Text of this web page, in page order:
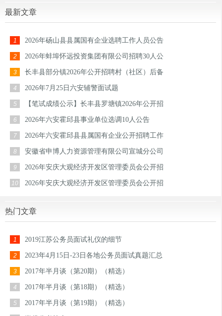
最新文章
1 2026年砀山县县属国有企业选聘工作人员公告
2 2026年蚌埠怀远投资集团有限公司招聘30人公
3 长丰县部分镇2026年公开招聘村（社区）后备
4 2026年7月25日六安辅警面试题
5 【笔试成绩公示】长丰县罗塘镇2026年公开招
6 2026年六安霍邱县事业单位选调10人公告
7 2026年六安霍邱县县属国有企业公开招聘工作
8 安徽省申博人力资源管理有限公司宣城分公司
9 2026年安庆大观经济开发区管理委员会公开招
10 2026年安庆大观经济开发区管理委员会公开招
热门文章
1 2019江苏公务员面试礼仪的细节
2 2023年4月15日-23日各地公务员面试真题汇总
3 2017年半月谈（第20期）（精选）
4 2017年半月谈（第18期）（精选）
5 2017年半月谈（第19期）（精选）